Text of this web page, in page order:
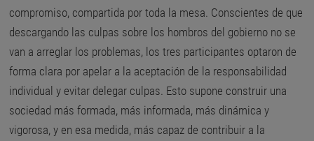
compromiso, compartida por toda la mesa. Conscientes de que
descargando las culpas sobre los hombros del gobierno no se
van a arreglar los problemas, los tres participantes optaron de
forma clara por apelar a la aceptación de la responsabilidad
individual y evitar delegar culpas. Esto supone construir una
sociedad más formada, más informada, más dinámica y
vigorosa, y en esa medida, más capaz de contribuir a la